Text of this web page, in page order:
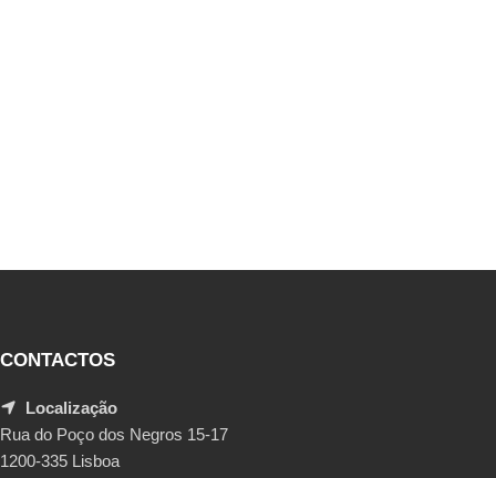
CONTACTOS
Localização
Rua do Poço dos Negros 15-17
1200-335 Lisboa